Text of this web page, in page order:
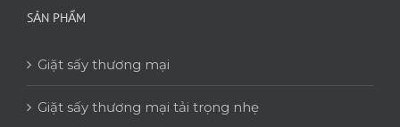
SẢN PHẨM
Giặt sấy thương mại
Giặt sấy thương mại tải trọng nhẹ